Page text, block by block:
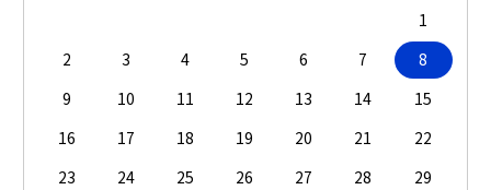
1
2
3 4 5 6 7
8
9
10 11 12 13 14
15
16
17 18 19 20 21
22
23
24 25 26 27 28
29